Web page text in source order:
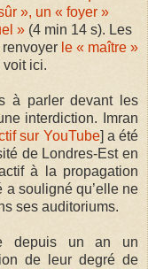
», un « foyer »
»(4 min 14 s). Les
le « maître »
voit ici.
à parler devant les
interdiction. Imran
sur YouTube] a été
de Londres-Est en
à la propagation
a souligné qu’elle ne
ses auditoriums.
depuis un an un
de leur degré de